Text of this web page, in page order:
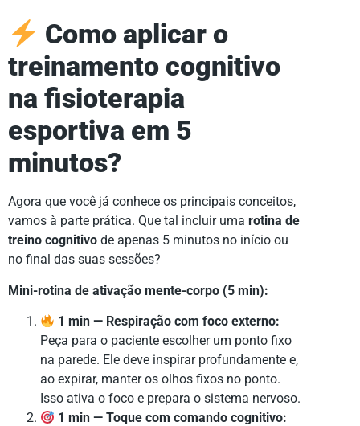
Como aplicar o
treinamento cognitivo
na fisioterapia
esportiva em 5
minutos?
Agora que você já conhece os principais conceitos,
vamos à parte prática. Que tal incluir uma rotina de
treino cognitivo de apenas 5 minutos no início ou
no final das suas sessões?
Mini-rotina de ativação mente-corpo (5 min):
1 min — Respiração com foco externo:
Peça para o paciente escolher um ponto fixo
na parede. Ele deve inspirar profundamente e,
ao expirar, manter os olhos fixos no ponto.
Isso ativa o foco e prepara o sistema nervoso.
1 min — Toque com comando cognitivo: